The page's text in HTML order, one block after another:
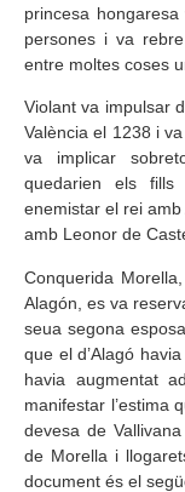
princesa
persones i va
entre moltes coses
Violant va impulsar
València el 1238 i
va implicar
quedarien els
enemistar el rei
amb Leonor de
Conquerida
Alagón, es va
seua segona
que el d’Alagó
havia augmentat
manifestar l’estima
devesa de
de Morella i
document és el